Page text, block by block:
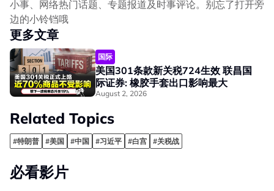
小事、网络热门话题、专题报道及时事评论。别忘了打开旁
边的小铃铛哦
更多文章
国际
美国301条款新关税724生效 联昌国
际证券: 橡胶手套出口影响最大
August 2, 2026
Related Topics
#特朗普 #美国 #中国 #习近平 #白宫 #关税战
必看影片